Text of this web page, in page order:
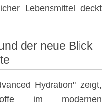
Lebensmittel deckt
der neue Blick
Hydration" zeigt,
im modernen